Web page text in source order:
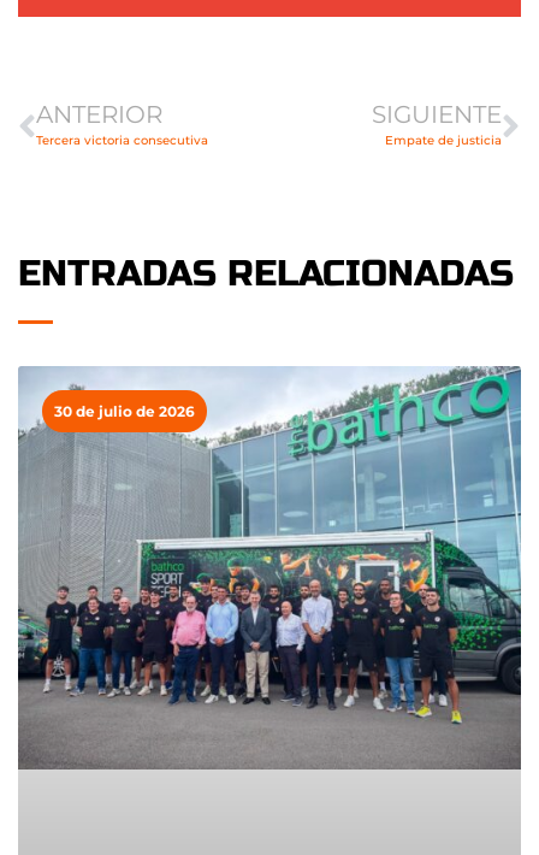
ANTERIOR
Tercera victoria consecutiva
SIGUIENTE
Empate de justicia
ENTRADAS RELACIONADAS
30 de julio de 2026